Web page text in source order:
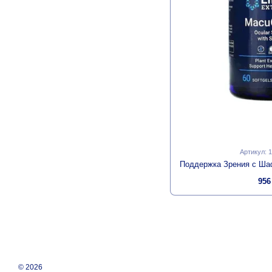
Артикул:
© 2026